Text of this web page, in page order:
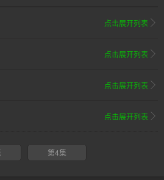
点击展开列表
点击展开列表
点击展开列表
点击展开列表
第4集